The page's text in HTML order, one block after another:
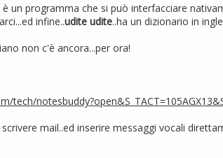
un programma che si può interfacciare
infine..udite udite..ha un dizionario in
non c'è ancora...per ora!
tech/
mail..ed inserire messaggi vocali